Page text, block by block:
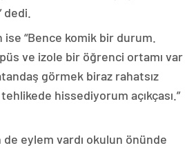
“Bence komik bir durum.
ve izole bir öğrenci ortamı var
görmek biraz rahatsız
hissediyorum açıkçası.”
de eylem vardı okulun önünde